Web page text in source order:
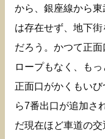
から、銀座線から
は存在せず、地下
だろう。かつて正
ロープもなく、も
正面口がかくもい
ら7番出口が追加さ
だ現在ほど車道の